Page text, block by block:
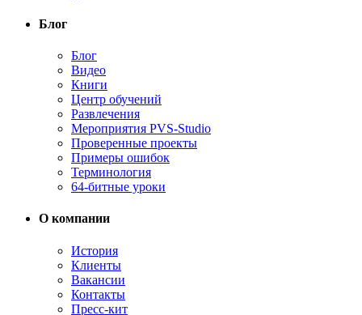
Блог
Блог
Видео
Книги
Центр обучений
Развлечения
Мероприятия PVS-Studio
Проверенные проекты
Примеры ошибок
Терминология
64-битные уроки
О компании
История
Клиенты
Вакансии
Контакты
Пресс-кит